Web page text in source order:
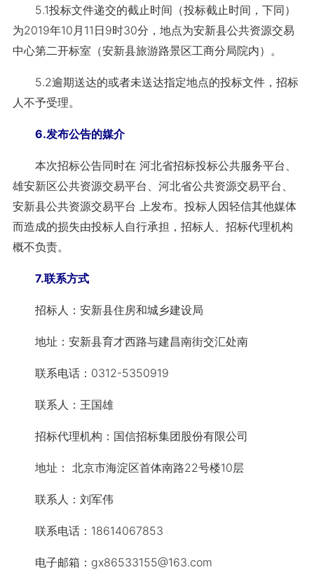
5.1投标文件递交的截止时间（投标截止时间，下同）
为2019年10月11日9时30分，地点为安新县公共资源交易
中心第二开标室（安新县旅游路景区工商分局院内）。
5.2逾期送达的或者未送达指定地点的投标文件，招标
人不予受理。
6.发布公告的媒介
本次招标公告同时在 河北省招标投标公共服务平台、
雄安新区公共资源交易平台、河北省公共资源交易平台、
安新县公共资源交易平台 上发布。投标人因轻信其他媒体
而造成的损失由投标人自行承担，招标人、招标代理机构
概不负责。
7.联系方式
招标人：安新县住房和城乡建设局
地址：安新县育才西路与建昌南街交汇处南
联系电话：0312-5350919
联系人：王国雄
招标代理机构：国信招标集团股份有限公司
地址： 北京市海淀区首体南路22号楼10层
联系人：刘军伟
联系电话：18614067853
电子邮箱：gx86533155@163.com